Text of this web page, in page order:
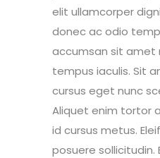
elit ullamcorper
donec ac odio
accumsan sit amet
tempus iaculis. Sit
cursus eget nunc
Aliquet enim tortor
id cursus metus.
posuere